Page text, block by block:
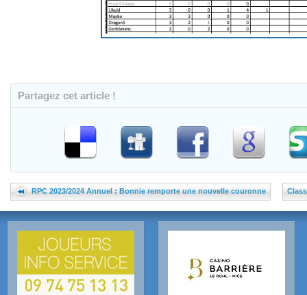
Partagez cet article !
RPC 2023/2024 Annuel : Bonnie remporte une nouvelle couronne